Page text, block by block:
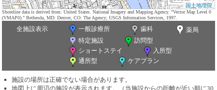
国土地理院
Shoreline data is derived from: United States. National Imagery and Mapping Agency. "Vector Map Level 0
(VMAP0)." Bethesda, MD: Denver, CO: The Agency; USGS Information Services, 1997.
全施設表示 一般診療所 歯科
薬局
特定施設
訪問型
ショートステイ
入所型
通所型
ケアプラン
施設の場所は正確でない場合があります。
地図上に周辺の施設が表示されます。（当施設からの距離が近い順に30